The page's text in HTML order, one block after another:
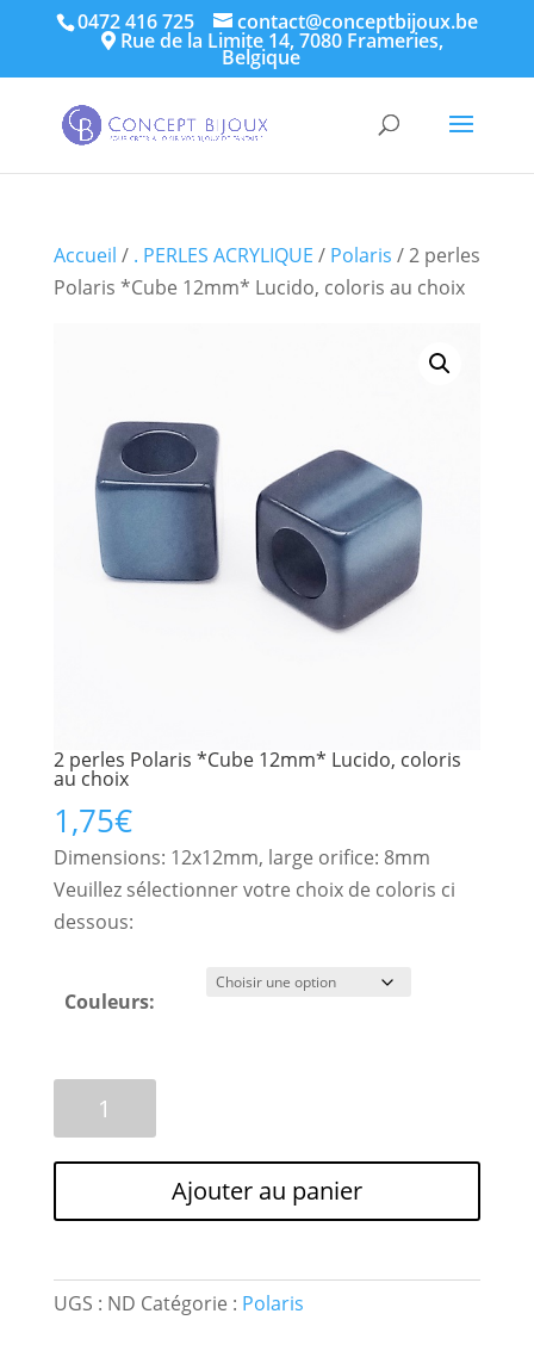
0472 416 725 contact@conceptbijoux.be
Rue de la Limite 14, 7080 Frameries,
Belgique
Accueil / . PERLES ACRYLIQUE / Polaris / 2 perles
Polaris *Cube 12mm* Lucido, coloris au choix
2 perles Polaris *Cube 12mm* Lucido, coloris
au choix
1,75€
Dimensions: 12x12mm, large orifice: 8mm
Veuillez sélectionner votre choix de coloris ci
dessous:
Couleurs:
2
perles
*Cube
Lucido,
Ajouter au panier
e
r
t
UGS : ND Catégorie : Polaris